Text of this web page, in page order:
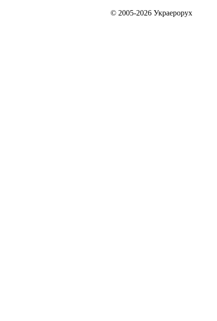
© 2005-2026 Украерорух